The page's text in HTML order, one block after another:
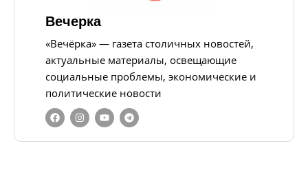
Вечерка
«Вечёрка» — газета столичных новостей,
актуальные материалы, освещающие
социальные проблемы, экономические и
политические новости